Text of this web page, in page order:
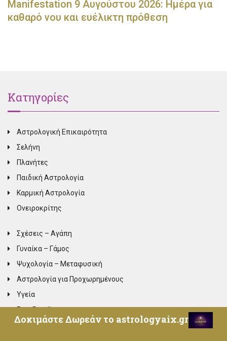
Manifestation 9 Αυγούστου 2026: Ημέρα για
καθαρό νου και ευέλικτη πρόθεση
Κατηγορίες
Αστρολογική Επικαιρότητα
Σελήνη
Πλανήτες
Παιδική Αστρολογία
Καρμική Αστρολογία
Ονειροκρίτης
Σχέσεις – Αγάπη
Γυναίκα – Γάμος
Ψυχολογία – Μεταφυσική
Αστρολογία για Προχωρημένους
Υγεία
Free Readings
Δοκιμάστε Δωρεάν το astrologyaix.gr